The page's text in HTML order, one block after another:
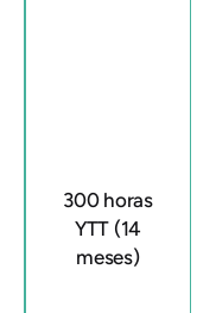
300 horas
YTT (14
meses)